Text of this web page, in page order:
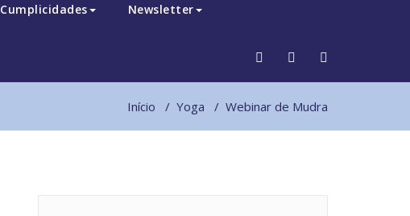
Cumplicidades Newsletter
Início / Yoga / Webinar de Mudra